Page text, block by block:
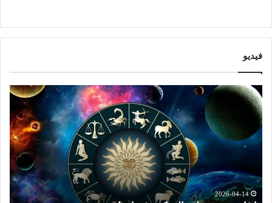
فيديو
ب
ر
ا
ج
ه
2026-04-14